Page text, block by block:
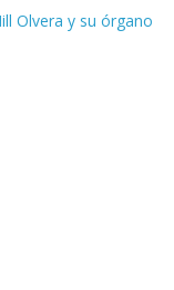
Olvera y su órgano